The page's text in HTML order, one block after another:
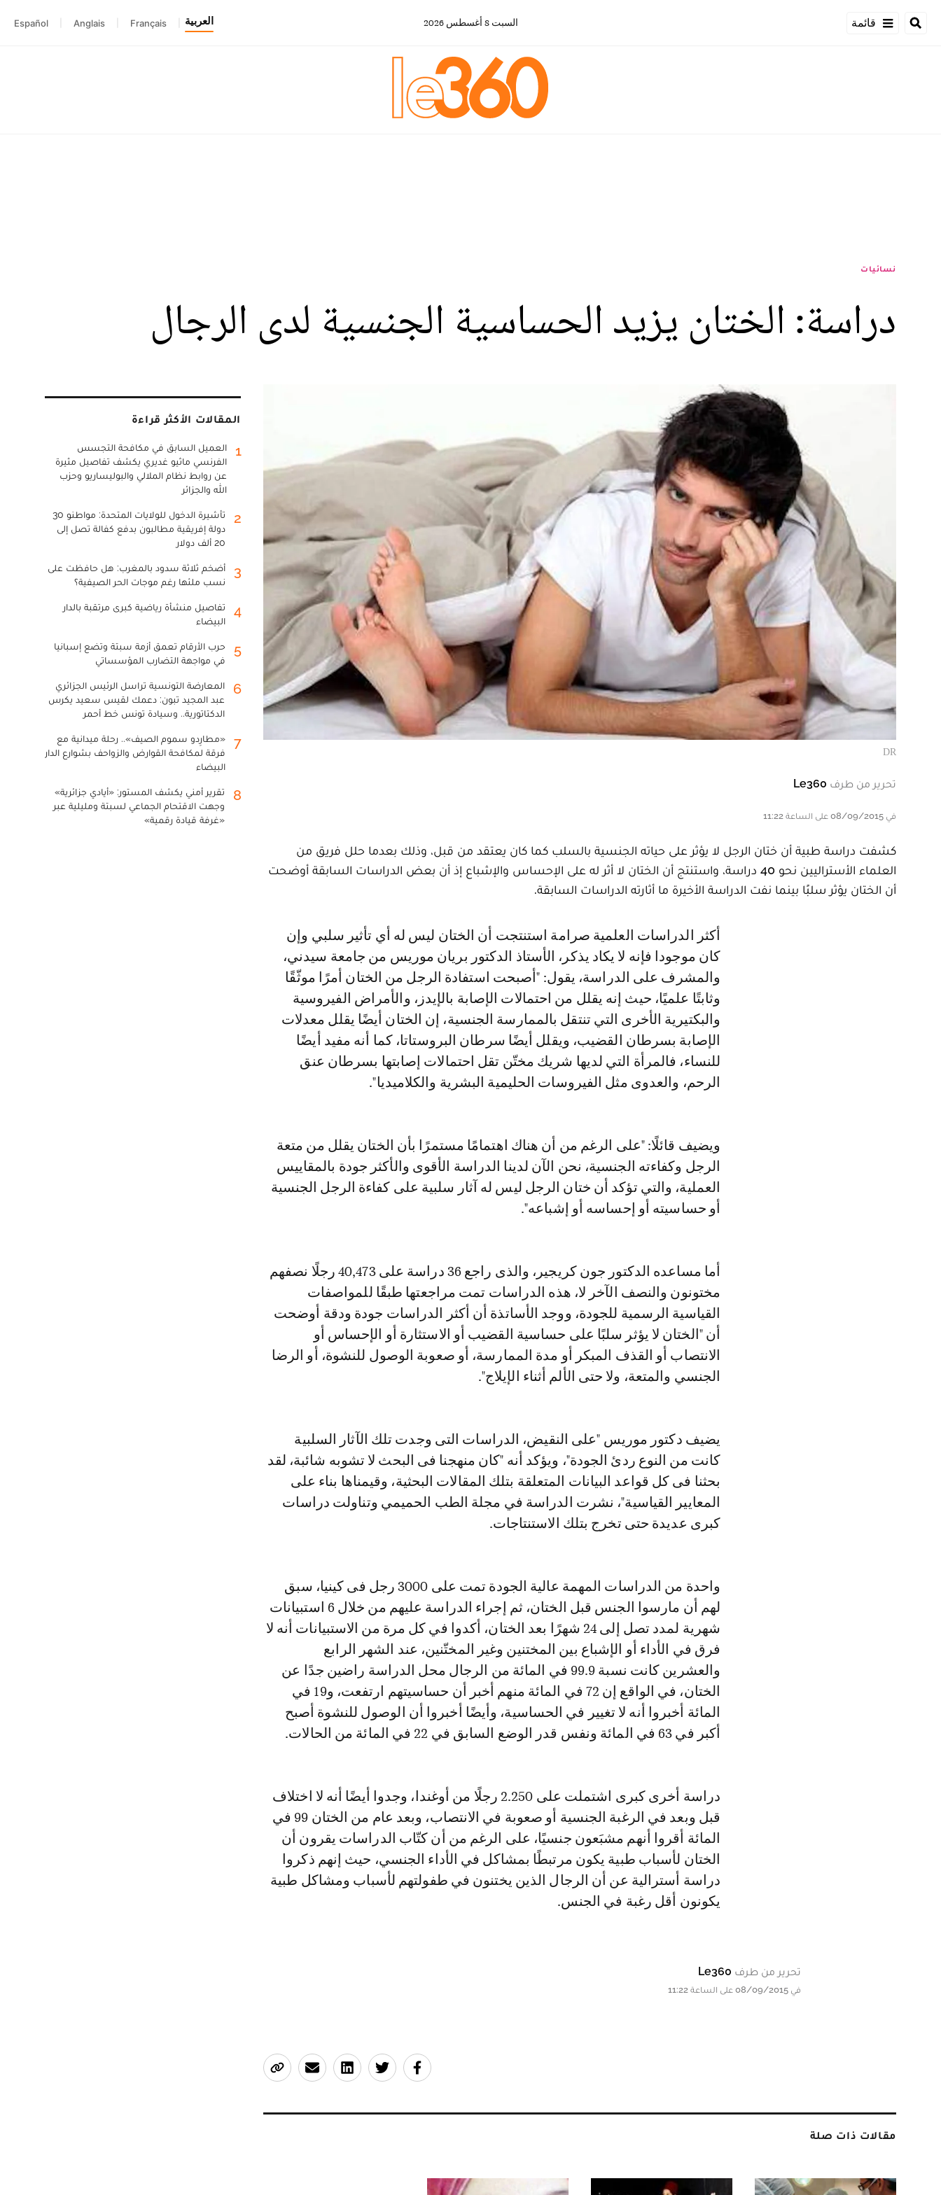
قائمة السبت 8 أغسطس 2026 العربية Français
Anglais
Español
نسائيات
دراسة: الختان يزيد الحساسية الجنسية لدى الرجال
DR
تحرير من طرف Le360
في 08/09/2015 على الساعة 11:22
كشفت دراسة طبية أن ختان الرجل لا يؤثر على حياته الجنسية بالسلب كما كان يعتقد من قبل، وذلك بعدما حلل فريق من
العلماء الأستراليين نحو 40 دراسة، واستنتج أن الختان لا أثر له على الإحساس والإشباع إذ أن بعض الدراسات السابقة أوضحت
أن الختان يؤثر سلبًا بينما نفت الدراسة الأخيرة ما أثارته الدراسات السابقة.
كان موجودا فإنه لا يكاد يذكر، الأستاذ الدكتور بريان موريس من جامعة سيدني،
والمشرف على الدراسة، يقول: "أصبحت استفادة الرجل من الختان أمرًا موثّقًا
وثابتًا علميًا، حيث إنه يقلل من احتمالات الإصابة بالإيدز، والأمراض الفيروسية
والبكتيرية الأخرى التي تنتقل بالممارسة الجنسية، إن الختان أيضًا يقلل معدلات
الإصابة بسرطان القضيب، ويقلل أيضًا سرطان البروستاتا، كما أنه مفيد أيضًا
للنساء، فالمرأة التي لديها شريك مختّن تقل احتمالات إصابتها بسرطان عنق
الرحم، والعدوى مثل الفيروسات الحليمية البشرية والكلاميديا".
ويضيف قائلًا: "على الرغم من أن هناك اهتمامًا مستمرًا بأن الختان يقلل من متعة
الرجل وكفاءته الجنسية، نحن الآن لدينا الدراسة الأقوى والأكثر جودة بالمقاييس
العملية، والتي تؤكد أن ختان الرجل ليس له آثار سلبية على كفاءة الرجل الجنسية
أو حساسيته أو إحساسه أو إشباعه".
أما مساعده الدكتور جون كريجير، والذى راجع 36 دراسة على 40,473 رجلًا نصفهم
مختونون والنصف الآخر لا، هذه الدراسات تمت مراجعتها طبقًا للمواصفات
القياسية الرسمية للجودة، ووجد الأساتذة أن أكثر الدراسات جودة ودقة أوضحت
أن "الختان لا يؤثر سلبًا على حساسية القضيب أو الاستثارة أو الإحساس أو
الانتصاب أو القذف المبكر أو مدة الممارسة، أو صعوبة الوصول للنشوة، أو الرضا
الجنسي والمتعة، ولا حتى الألم أثناء الإيلاج".
يضيف دكتور موريس "على النقيض، الدراسات التى وجدت تلك الآثار السلبية
كانت من النوع ردئ الجودة"، ويؤكد أنه "كان منهجنا فى البحث لا تشوبه شائبة، لقد
بحثنا فى كل قواعد البيانات المتعلقة بتلك المقالات البحثية، وقيمناها بناء على
المعايير القياسية"، نشرت الدراسة في مجلة الطب الحميمي وتناولت دراسات
كبرى عديدة حتى تخرج بتلك الاستنتاجات.
واحدة من الدراسات المهمة عالية الجودة تمت على 3000 رجل فى كينيا، سبق
لهم أن مارسوا الجنس قبل الختان، ثم إجراء الدراسة عليهم من خلال 6 استبيانات
شهرية لمدد تصل إلى 24 شهرًا بعد الختان، أكدوا في كل مرة من الاستبيانات أنه لا
فرق في الأداء أو الإشباع بين المختنين وغير المختّنين، عند الشهر الرابع
والعشرين كانت نسبة 99.9 في المائة من الرجال محل الدراسة راضين جدًا عن
الختان، في الواقع إن 72 في المائة منهم أخبر أن حساسيتهم ارتفعت، و19 في
المائة أخبروا أنه لا تغيير في الحساسية، وأيضًا أخبروا أن الوصول للنشوة أصبح
أكبر في 63 في المائة ونفس قدر الوضع السابق في 22 في المائة من الحالات.
دراسة أخرى كبرى اشتملت على 2.250 رجلًا من أوغندا، وجدوا أيضًا أنه لا اختلاف
قبل وبعد في الرغبة الجنسية أو صعوبة في الانتصاب، وبعد عام من الختان 99 في
المائة أقروا أنهم مشبَعون جنسيًا، على الرغم من أن كتّاب الدراسات يقرون أن
الختان لأسباب طبية يكون مرتبطًا بمشاكل في الأداء الجنسي، حيث إنهم ذكروا
دراسة أسترالية عن أن الرجال الذين يختنون في طفولتهم لأسباب ومشاكل طبية
يكونون أقل رغبة في الجنس.
تحرير من طرف Le360
في 08/09/2015 على الساعة 11:22
مقالات ذات صلة
المقالات الأكثر قراءة
1
العميل السابق في مكافحة التجسس
الفرنسي ماثيو غديري يكشف تفاصيل مثيرة
عن روابط نظام الملالي والبوليساريو وحزب
الله والجزائر
2
تأشيرة الدخول للولايات المتحدة: مواطنو 30
دولة إفريقية مطالبون بدفع كفالة تصل إلى
20 ألف دولار
3
أضخم ثلاثة سدود بالمغرب: هل حافظت على
نسب ملئها رغم موجات الحر الصيفية؟
4
تفاصيل منشأة رياضية كبرى مرتقبة بالدار
البيضاء
5
حرب الأرقام تعمق أزمة سبتة وتضع إسبانيا
في مواجهة التضارب المؤسساتي
6
المعارضة التونسية تراسل الرئيس الجزائري
عبد المجيد تبون: دعمك لقيس سعيد يكرس
الدكتاتورية.. وسيادة تونس خط أحمر
7
«مطارِدو سموم الصيف».. رحلة ميدانية مع
فرقة لمكافحة القوارض والزواحف بشوارع الدار
البيضاء
8
تقرير أمني يكشف المستور: «أيادي جزائرية»
وجهت الاقتحام الجماعي لسبتة ومليلية عبر
«غرفة قيادة رقمية»